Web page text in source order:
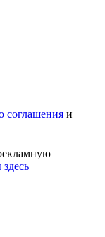
соглашения и